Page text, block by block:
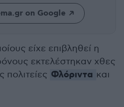
on Google
είχε επιβληθεί η
εκτελέστηκαν χθες
πολιτείες Φλόριντα και